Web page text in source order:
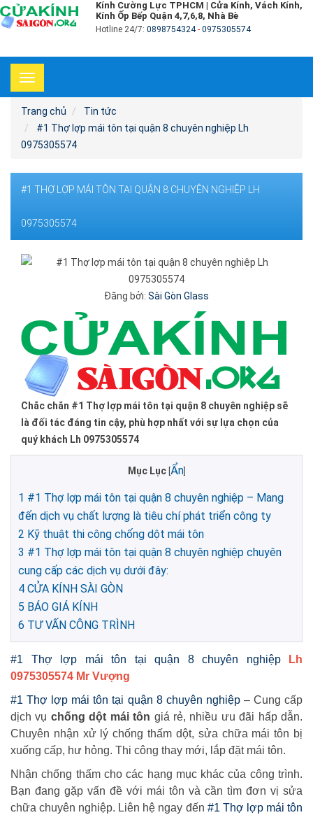
Kính Cường Lực TPHCM | Cửa Kính, Vách Kính,
Kính Ốp Bếp Quận 4,7,6,8, Nhà Bè
Hotline 24/7: 0898754324- 0975305574
Toggle
navigation
Trang chủ
Tin tức
#1 Thợ lợp mái tôn tại quận 8 chuyên nghiệp Lh
0975305574
#1 THỢ LỢP MÁI TÔN TẠI QUẬN 8 CHUYÊN NGHIỆP LH
0975305574
Đăng bởi: Sài Gòn Glass
Chắc chắn #1 Thợ lợp mái tôn tại quận 8 chuyên nghiệp sẽ
là đối tác đáng tin cậy, phù hợp nhất với sự lựa chọn của
quý khách Lh 0975305574
Mục Lục Ẩn]
1 #1 Thợ lợp mái tôn tại quận 8 chuyên nghiệp – Mang
đến dịch vụ chất lượng là tiêu chí phát triển công ty
2 Kỹ thuật thi công chống dột mái tôn
3 #1 Thợ lợp mái tôn tại quận 8 chuyên nghiệp chuyên
cung cấp các dịch vụ dưới đây:
4 CỬA KÍNH SÀI GÒN
5 BÁO GIÁ KÍNH
6 TƯ VẤN CÔNG TRÌNH
#1 Thợ lợp mái tôn tại quận 8 chuyên nghiệp
Lh
0975305574 Mr Vượng
#1 Thợ lợp mái tôn tại quận 8 chuyên nghiệp– Cung cấp
dịch vụ chống dột mái tôn giá rẻ, nhiều ưu đãi hấp dẫn.
Chuyên nhận xử lý chống thấm dột, sửa chữa mái tôn bị
xuống cấp, hư hỏng. Thi công thay mới, lắp đặt mái tôn.
Nhận chống thấm cho các hạng mục khác của công trình.
Bạn đang gặp vấn đề với mái tôn và cần tìm đơn vị sửa
chữa chuyên nghiệp. Liên hệ ngay đến #1 Thợ lợp mái tôn